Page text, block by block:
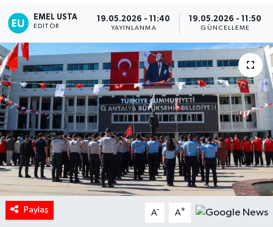
EMEL USTA
EDITÖR
19.05.2026 - 11:40
YAYINLANMA
19.05.2026 - 11:50
GÜNCELLEME
Paylaş A- A+